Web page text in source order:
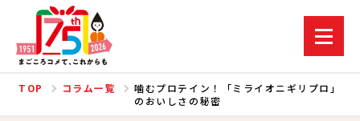
TOP コラム一覧
噛むプロテイン！「ミライオニギリプロ」
のおいしさの秘密